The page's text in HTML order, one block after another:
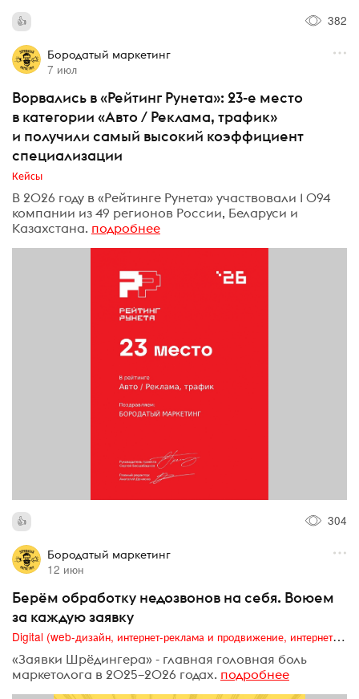
382
Бородатый маркетинг
7 июл
Ворвались в «Рейтинг Рунета»: 23-е место
в категории «Авто / Реклама, трафик»
и получили самый высокий коэффициент
специализации
Кейсы
В 2026 году в «Рейтинге Рунета» участвовали 1 094
компании из 49 регионов России, Беларуси и
Казахстана. подробнее
304
Бородатый маркетинг
12 июн
Берём обработку недозвонов на себя. Воюем
за каждую заявку
Digital (web-дизайн, интернет-реклама и продвижение, интернет-сообщества и блоги, интернет-коммуникации, мобильный маркетинг, реклама на цифровых экранах)
«Заявки Шрёдингера» - главная головная боль
маркетолога в 2025–2026 годах. подробнее